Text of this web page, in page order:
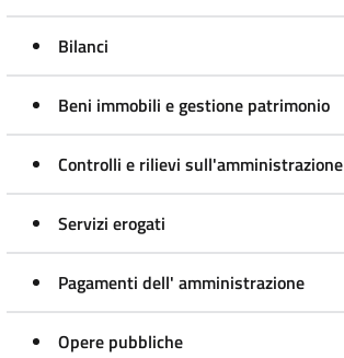
Bilanci
Beni immobili e gestione patrimonio
Controlli e rilievi sull'amministrazione
Servizi erogati
Pagamenti dell' amministrazione
Opere pubbliche